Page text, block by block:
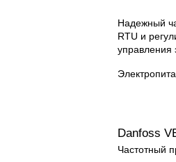
Надежный
RTU и
управления
Danfoss
Частотный